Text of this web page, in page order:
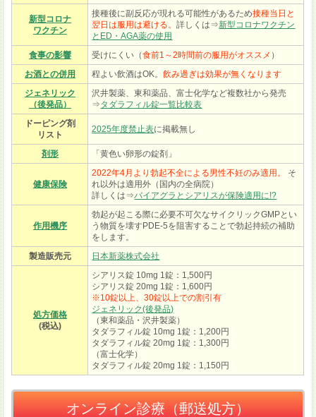
新型コロナ
ワクチン
接種後に副反応が現れる可能性があるため接種当日と
翌日は服用は避ける。詳しくは⇒新型コロナワクチン
とED・AGA薬の使用
食事の影響
受けにくい（食前1～2時間前の服用がオススメ ）
お酒との併用
程よい飲酒はOK。飲み過ぎは効果が無くなります
ジェネリック
（後発品）
沢井製薬、東和薬品、富士化学など複数社から発売
⇒タダラフィル錠一覧比較表
ドーピング剤
リスト
2025年度禁止表に掲載無し
剤形 「黄色い卵形の錠剤」
健康保険
2022年4月より勃起不全による男性不妊のみ適用。
そ
れ以外は適用外（国内の全病院）
詳しくは⇒バイアグラとシアリスが保険適用に!?
作用機序
勃起が起こる際に必要不可欠なサイクリックGMPとい
う物質を壊すPDE-5を阻害することで勃起持続の補助
をします。
製造販売元
日本新薬株式会社
処方価格
(税込)
シアリス錠 10mg 1錠：1,500円
シアリス錠 20mg 1錠：1,600円
※10錠以上、30錠以上での割引有
ジェネリック(後発品)
（東和薬品・沢井製薬）
タダラフィル錠 10mg 1錠：1,200円
タダラフィル錠 20mg 1錠：1,300円
（富士化学）
タダラフィル錠 20mg 1錠：1,150円
オンライン診療（郵送処方）